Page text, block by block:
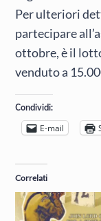
Per ulteriori
partecipare
ottobre, è il
venduto a
Condividi:
E-mail
Correlati